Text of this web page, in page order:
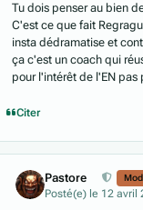
Tu dois penser au bien
C'est ce que fait
insta dédramatise et
ça c'est un coach qui
pour l'intérêt de l'EN pas
Citer
Pastore
Posté(e) le 12 avril